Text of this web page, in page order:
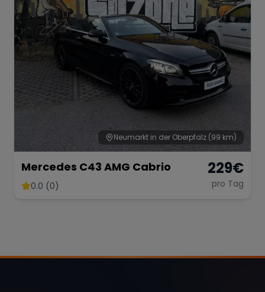
Neumarkt in der Oberpfalz (99 km)
Mercedes C43 AMG Cabrio
0.0 (0)
229€
pro Tag